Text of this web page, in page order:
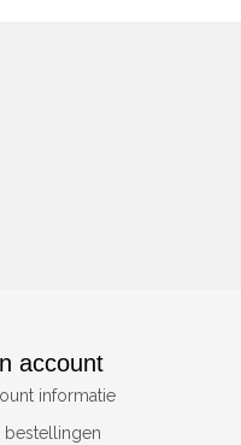
account
informatie
bestellingen